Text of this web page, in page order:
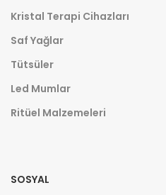
Kristal Terapi Cihazları
Saf Yağlar
Tütsüler
Led Mumlar
Ritüel Malzemeleri
SOSYAL